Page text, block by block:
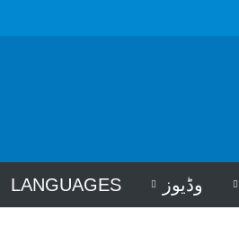
وڈیوز LANGUAGES